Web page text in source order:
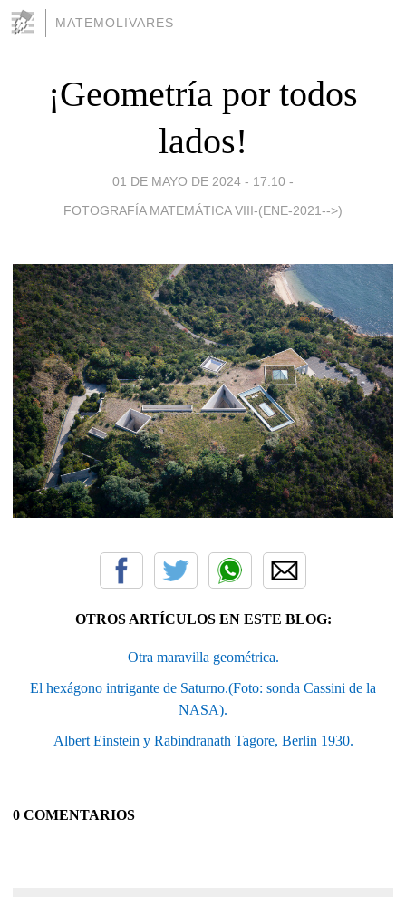
MATEMOLIVARES
¡Geometría por todos
lados!
01 DE MAYO DE 2024 - 17:10 -
FOTOGRAFÍA MATEMÁTICA VIII-(ENE-2021-->)
OTROS ARTÍCULOS EN ESTE BLOG:
Otra maravilla geométrica.
El hexágono intrigante de Saturno.(Foto: sonda Cassini de la
NASA).
Albert Einstein y Rabindranath Tagore, Berlin 1930.
0 COMENTARIOS